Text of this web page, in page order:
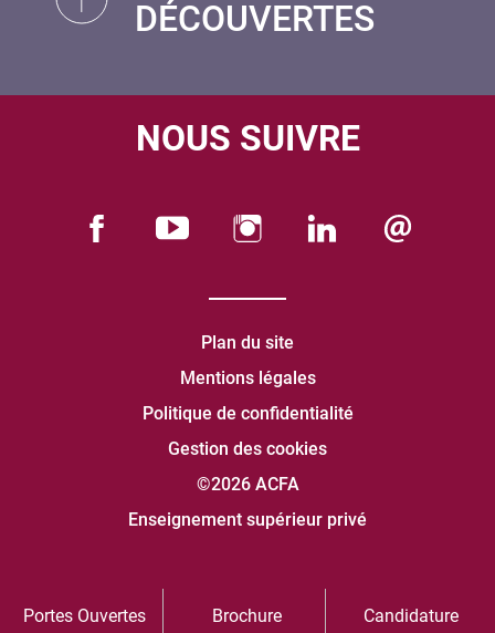
DÉCOUVERTES
NOUS SUIVRE
Plan du site
Mentions légales
Politique de confidentialité
Gestion des cookies
©2026 ACFA
Enseignement supérieur privé
Portes Ouvertes Brochure Candidature